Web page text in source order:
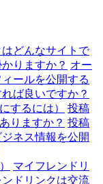
どんなサイトで
りますか？ オー
ールを公開する
ば良いですか？
するには）
投稿
りますか？ 投稿
ジネス情報を公開
マイフレンドリ
ドリンクは交流